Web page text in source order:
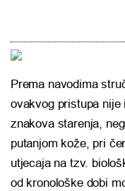
Prema navodima
ovakvog pristupa
znakova starenja,
putanjom kože, pri
utjecaja na tzv.
od kronološke dobi